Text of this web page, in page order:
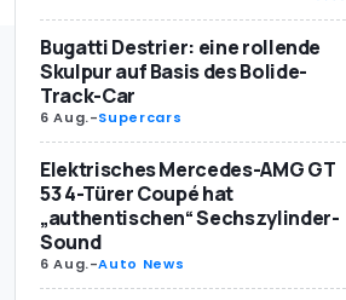
Bugatti Destrier: eine rollende
Skulpur auf Basis des Bolide-
Track-Car
6 Aug.-Supercars
Elektrisches Mercedes-AMG GT
53 4-Türer Coupé hat
„authentischen“ Sechszylinder-
Sound
6 Aug.-Auto News